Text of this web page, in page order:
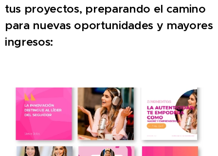
tus proyectos, preparando el camino
para nuevas oportunidades y mayores
ingresos: